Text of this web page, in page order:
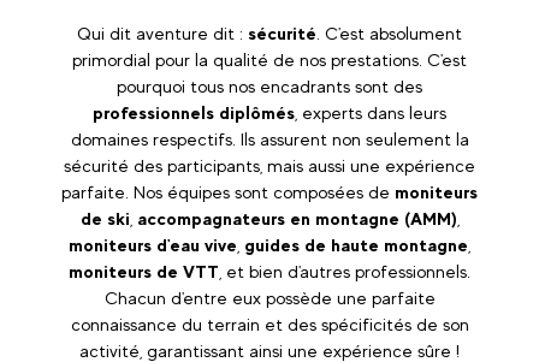
Qui dit aventure dit : sécurité . C'est absolument
primordial pour la qualité de nos prestations. C'est
pourquoi tous nos encadrants sont des
professionnels diplômés , experts dans leurs
domaines respectifs. Ils assurent non seulement la
sécurité des participants, mais aussi une expérience
parfaite. Nos équipes sont composées de moniteurs
de ski accompagnateurs en montagne (AMM)
moniteurs d'eau vive guides de haute montagne
moniteurs de VTT , et bien d'autres professionnels.
Chacun d'entre eux possède une parfaite
connaissance du terrain et des spécificités de son
activité, garantissant ainsi une expérience sûre !